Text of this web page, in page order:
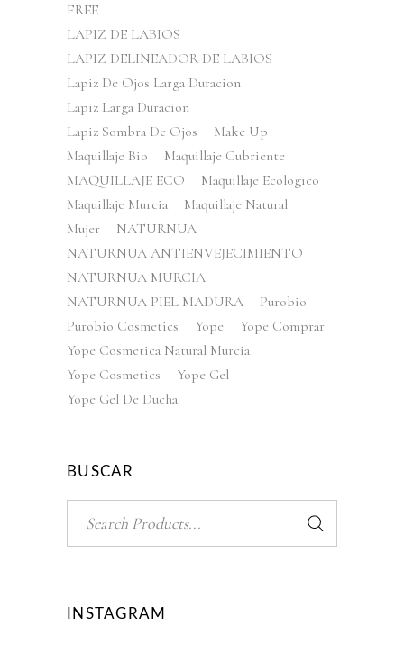
FREE
LAPIZ DE LABIOS
LAPIZ DELINEADOR DE LABIOS
Lapiz De Ojos Larga Duracion
Lapiz Larga Duracion
Lapiz Sombra De Ojos
Make Up
Maquillaje Bio
Maquillaje Cubriente
MAQUILLAJE ECO
Maquillaje Ecologico
Maquillaje Murcia
Maquillaje Natural
Mujer
NATURNUA
NATURNUA ANTIENVEJECIMIENTO
NATURNUA MURCIA
NATURNUA PIEL MADURA
Purobio
Purobio Cosmetics
Yope
Yope Comprar
Yope Cosmetica Natural Murcia
Yope Cosmetics
Yope Gel
Yope Gel De Ducha
BUSCAR
INSTAGRAM